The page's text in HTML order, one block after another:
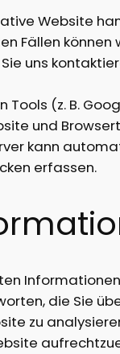
Website
Fällen
uns
Tools (z. B.
und
kann
erfassen.
die Sie
zu